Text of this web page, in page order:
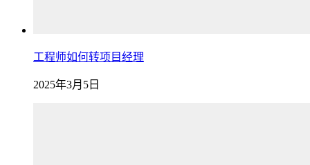
工程师如何转项目经理
2025年3月5日